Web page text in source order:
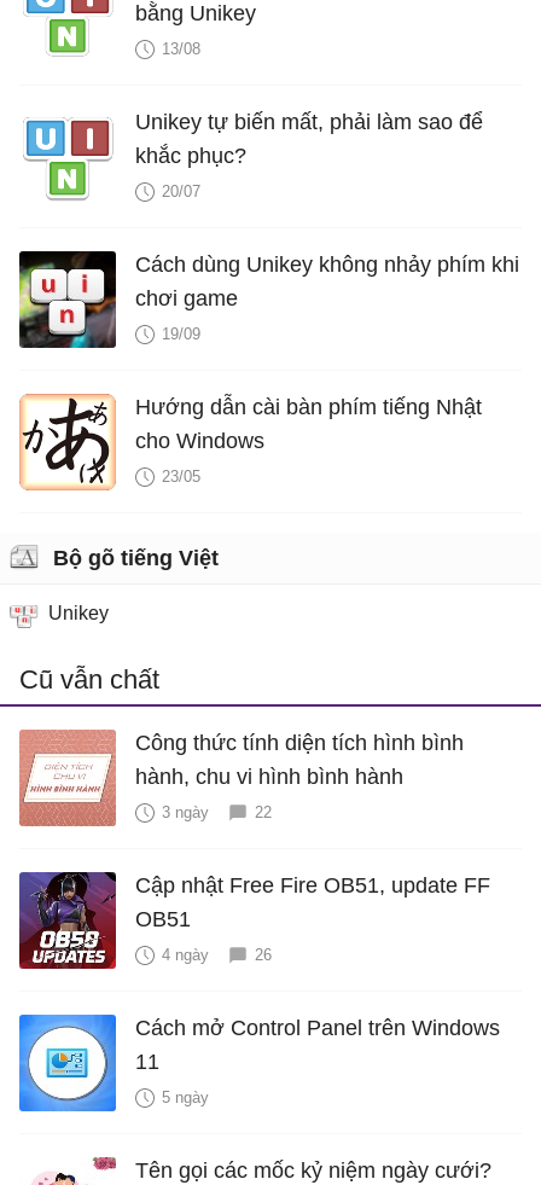
bằng Unikey
13/08
Unikey tự biến mất, phải làm sao để
khắc phục?
20/07
Cách dùng Unikey không nhảy phím khi
chơi game
19/09
Hướng dẫn cài bàn phím tiếng Nhật
cho Windows
23/05
Bộ gõ tiếng Việt
Unikey
Cũ vẫn chất
Công thức tính diện tích hình bình
hành, chu vi hình bình hành
3 ngày 22
Cập nhật Free Fire OB51, update FF
OB51
4 ngày 26
Cách mở Control Panel trên Windows
11
5 ngày
Tên gọi các mốc kỷ niệm ngày cưới?